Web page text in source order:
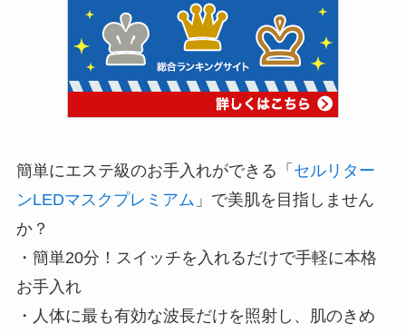
簡単にエステ級のお手入れができる「 セルリター
ンLEDマスクプレミアム 」で美肌を目指しません
か？
・簡単20分！スイッチを入れるだけで手軽に本格
お手入れ
・人体に最も有効な波長だけを照射し、肌のきめ